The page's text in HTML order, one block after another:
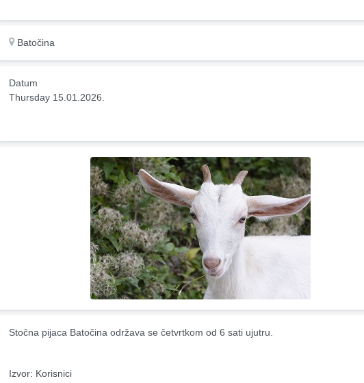
Batočina
Datum
Thursday 15.01.2026.
Stočna pijaca Batočina održava se četvrtkom od 6 sati ujutru.
Izvor: Korisnici